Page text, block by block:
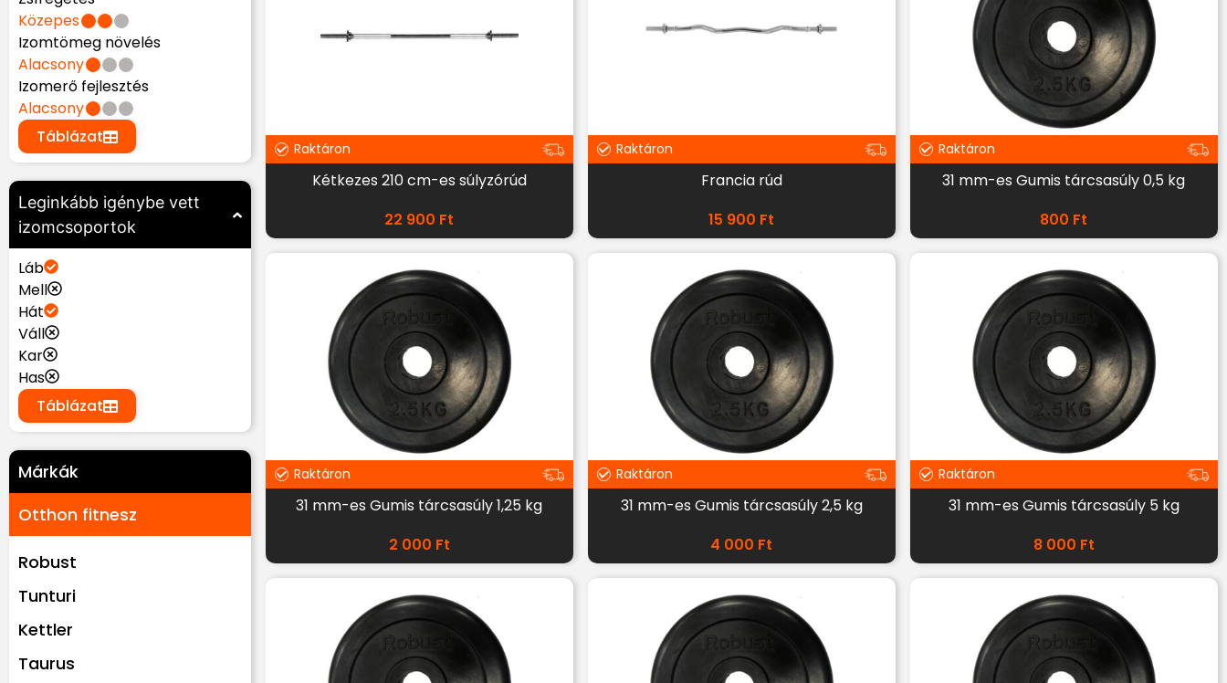
Közepes
Izomtömeg növelés
Alacsony
Izomerő fejlesztés
Alacsony
Táblázat
Leginkább igénybe vett
izomcsoportok
Láb
Mell
Hát
Váll
Kar
Has
Táblázat
Márkák
Otthon fitnesz
Robust
Tunturi
Kettler
Taurus
Raktáron
Kétkezes 210 cm-es súlyzórúd
22 900 Ft
Raktáron
Francia rúd
15 900 Ft
Raktáron
31 mm-es Gumis tárcsasúly 0,5 kg
800 Ft
Raktáron
31 mm-es Gumis tárcsasúly 1,25 kg
2 000 Ft
Raktáron
31 mm-es Gumis tárcsasúly 2,5 kg
4 000 Ft
Raktáron
31 mm-es Gumis tárcsasúly 5 kg
8 000 Ft